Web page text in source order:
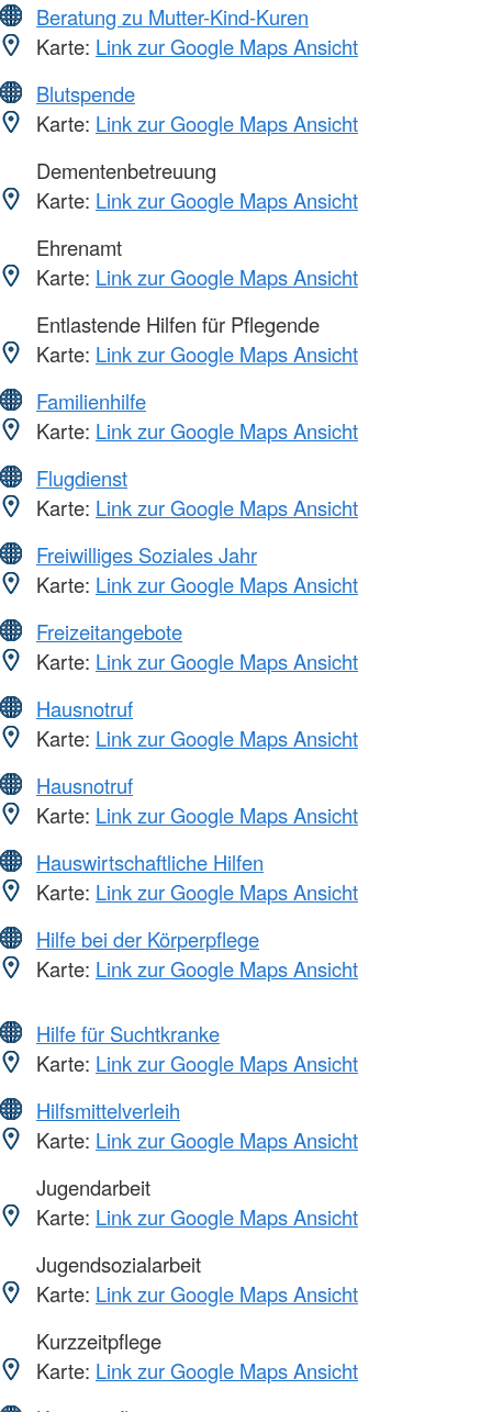
Beratung zu Mutter-Kind-Kuren
Karte: Link zur Google Maps Ansicht
Blutspende
Karte: Link zur Google Maps Ansicht
Dementenbetreuung
Karte: Link zur Google Maps Ansicht
Ehrenamt
Karte: Link zur Google Maps Ansicht
Entlastende Hilfen für Pflegende
Karte: Link zur Google Maps Ansicht
Familienhilfe
Karte: Link zur Google Maps Ansicht
Flugdienst
Karte: Link zur Google Maps Ansicht
Freiwilliges Soziales Jahr
Karte: Link zur Google Maps Ansicht
Freizeitangebote
Karte: Link zur Google Maps Ansicht
Hausnotruf
Karte: Link zur Google Maps Ansicht
Hausnotruf
Karte: Link zur Google Maps Ansicht
Hauswirtschaftliche Hilfen
Karte: Link zur Google Maps Ansicht
Hilfe bei der Körperpflege
Karte: Link zur Google Maps Ansicht
Hilfe für Suchtkranke
Karte: Link zur Google Maps Ansicht
Hilfsmittelverleih
Karte: Link zur Google Maps Ansicht
Jugendarbeit
Karte: Link zur Google Maps Ansicht
Jugendsozialarbeit
Karte: Link zur Google Maps Ansicht
Kurzzeitpflege
Karte: Link zur Google Maps Ansicht